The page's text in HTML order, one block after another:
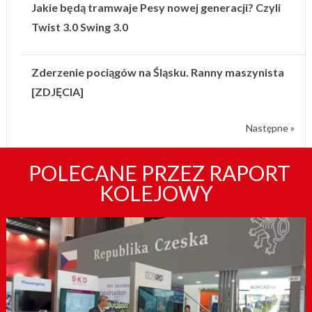
Jakie będą tramwaje Pesy nowej generacji? Czyli
Twist 3.0 Swing 3.0
Zderzenie pociągów na Śląsku. Ranny maszynista
[ZDJĘCIA]
Następne »
POLECANE PRZEZ RAPORT
KOLEJOWY